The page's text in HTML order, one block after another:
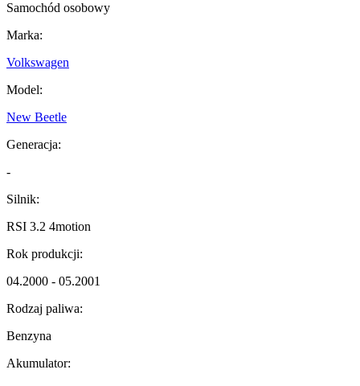
Samochód osobowy
Marka:
Volkswagen
Model:
New Beetle
Generacja:
-
Silnik:
RSI 3.2 4motion
Rok produkcji:
04.2000 - 05.2001
Rodzaj paliwa:
Benzyna
Akumulator: